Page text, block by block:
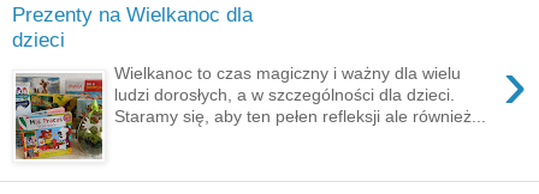
Prezenty na Wielkanoc dla
dzieci
›
Wielkanoc to czas magiczny i ważny dla wielu
ludzi dorosłych, a w szczególności dla dzieci.
Staramy się, aby ten pełen refleksji ale również...